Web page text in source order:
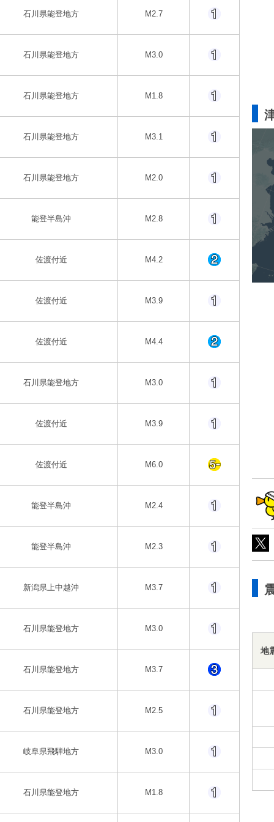
石川県能登地方 M2.7
石川県能登地方 M3.0
石川県能登地方 M1.8
石川県能登地方 M3.1
石川県能登地方 M2.0
能登半島沖 M2.8
佐渡付近 M4.2
佐渡付近 M3.9
佐渡付近 M4.4
石川県能登地方 M3.0
佐渡付近 M3.9
佐渡付近 M6.0
能登半島沖 M2.4
能登半島沖 M2.3
新潟県上中越沖 M3.7
石川県能登地方 M3.0
石川県能登地方 M3.7
石川県能登地方 M2.5
岐阜県飛騨地方 M3.0
石川県能登地方 M1.8
地